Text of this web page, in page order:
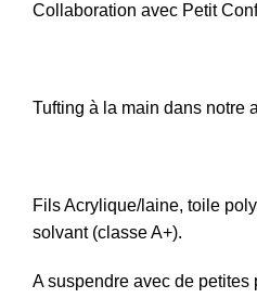
Collaboration avec Petit
Tufting à la main dans notre
Fils Acrylique/laine, toile
solvant (classe A+).
A suspendre avec de petites